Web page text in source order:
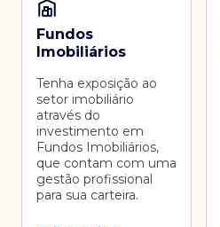
Fundos
Imobiliários
Tenha exposição ao
setor imobiliário
através do
investimento em
Fundos Imobiliários,
que contam com uma
gestão profissional
para sua carteira.